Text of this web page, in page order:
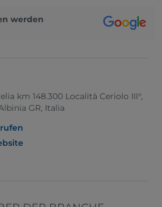
werden
km 148.300 Località Ceriolo III°,
GR, Italia